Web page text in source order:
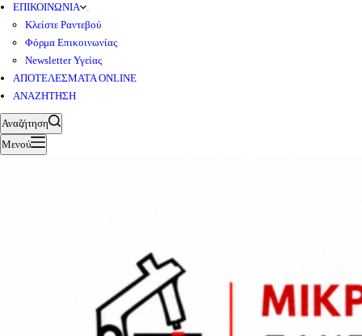
ΕΠΙΚΟΙΝΩΝΙΑ
Κλείστε Ραντεβού
Φόρμα Επικοινωνίας
Newsletter Υγείας
ΑΠΟΤΕΛΕΣΜΑΤΑ ONLINE
ΑΝΑΖΗΤΗΣΗ
Αναζήτηση
Μενού